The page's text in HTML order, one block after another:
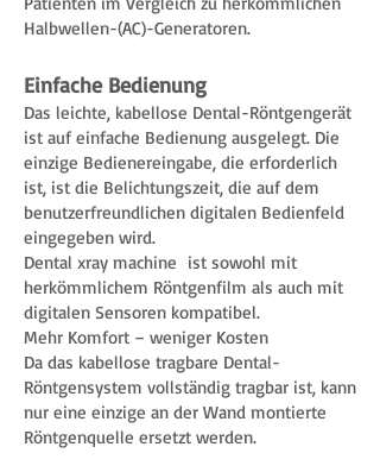
Halbwellen-(AC)-Generatoren.
Einfache Bedienung
Das leichte, kabellose Dental-Röntgengerät
ist auf einfache Bedienung ausgelegt. Die
einzige Bedienereingabe, die erforderlich
ist, ist die Belichtungszeit, die auf dem
benutzerfreundlichen digitalen Bedienfeld
eingegeben wird.
Dental xray machine ist sowohl mit
herkömmlichem Röntgenfilm als auch mit
digitalen Sensoren kompatibel.
Mehr Komfort – weniger Kosten
Da das kabellose tragbare Dental-
Röntgensystem vollständig tragbar ist, kann
nur eine einzige an der Wand montierte
Röntgenquelle ersetzt werden.